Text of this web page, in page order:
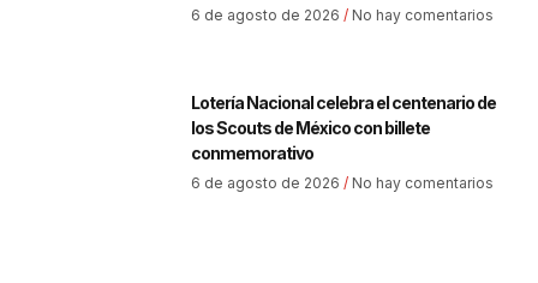
6 de agosto de 2026 No hay comentarios
Lotería Nacional celebra el centenario de
los Scouts de México con billete
conmemorativo
6 de agosto de 2026 No hay comentarios